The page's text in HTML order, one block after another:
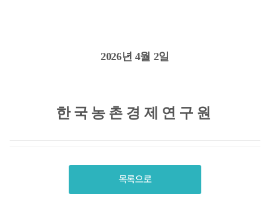
2026년 4월 2일
한 국 농 촌 경 제 연 구 원
목록으로